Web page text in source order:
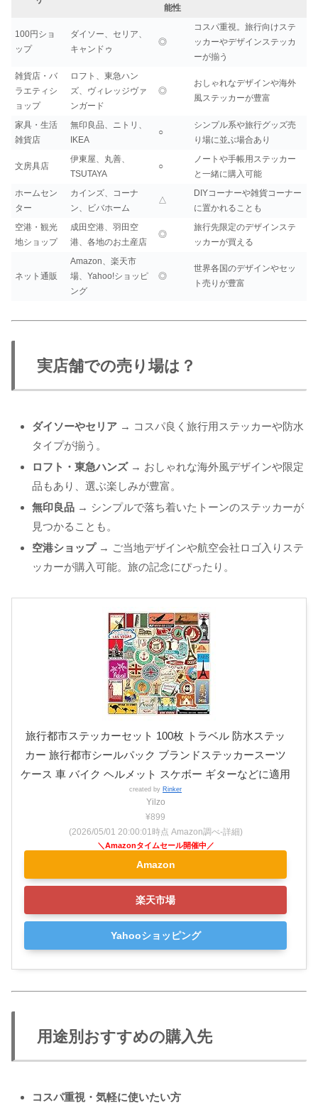
能性
100円ショ
ップ
ダイソー、セリア、
キャンドゥ
◎
コスパ重視。旅行向けステ
ッカーやデザインステッカ
ーが揃う
雑貨店・バ
ラエティシ
ョップ
ロフト、東急ハン
ズ、ヴィレッジヴァ
ンガード
◎
おしゃれなデザインや海外
風ステッカーが豊富
家具・生活
雑貨店
無印良品、ニトリ、
IKEA
○
シンプル系や旅行グッズ売
り場に並ぶ場合あり
文房具店
伊東屋、丸善、
TSUTAYA
○
ノートや手帳用ステッカー
と一緒に購入可能
ホームセン
ター
カインズ、コーナ
ン、ビバホーム
△
DIYコーナーや雑貨コーナー
に置かれることも
空港・観光
地ショップ
成田空港、羽田空
港、各地のお土産店
◎
旅行先限定のデザインステ
ッカーが買える
ネット通販
Amazon、楽天市
場、Yahoo!ショッピ
ング
◎
世界各国のデザインやセッ
ト売りが豊富
実店舗での売り場は？
ダイソーやセリア → コスパ良く旅行用ステッカーや防水
タイプが揃う。
ロフト・東急ハンズ→ おしゃれな海外風デザインや限定
品もあり、選ぶ楽しみが豊富。
無印良品 → シンプルで落ち着いたトーンのステッカーが
見つかることも。
空港ショップ→ ご当地デザインや航空会社ロゴ入りステ
ッカーが購入可能。旅の記念にぴったり。
旅行都市ステッカーセット 100枚 トラベル 防水ステッ
カー 旅行都市シールパック ブランドステッカースーツ
ケース 車 バイク ヘルメット スケボー ギターなどに適用
created by Rinker
Yilzo
¥899
(2026/05/01 20:00:01時点 Amazon調べ-詳細)
Amazon
楽天市場
Yahooショッピング
用途別おすすめの購入先
コスパ重視・気軽に使いたい方